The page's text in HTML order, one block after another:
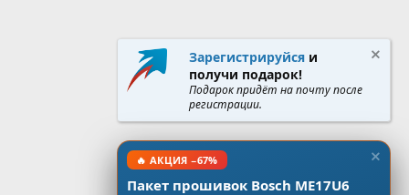
Зарегистрируйся и
получи подарок!
Подарок придёт на почту после
регистрации.
🔥 АКЦИЯ −67%
Пакет прошивок Bosch ME17U6